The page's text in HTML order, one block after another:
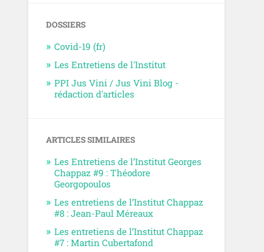
DOSSIERS
Covid-19 (fr)
Les Entretiens de l'Institut
PPI Jus Vini / Jus Vini Blog -
rédaction d'articles
ARTICLES SIMILAIRES
Les Entretiens de l’Institut Georges
Chappaz #9 : Théodore
Georgopoulos
Les entretiens de l’Institut Chappaz
#8 : Jean-Paul Méreaux
Les entretiens de l’Institut Chappaz
#7 : Martin Cubertafond